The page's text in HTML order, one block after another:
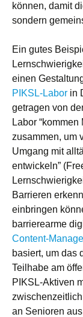
können, damit
sondern
Ein gutes
einen
PIKSL-Labor in
getragen von
Labor
zusammen, um
Umgang mit
entwickeln”
Barrieren
einbringen
barrierearme
Content-
basiert, um das
Teilhabe am
PIKSL-Aktiven
an Senioren